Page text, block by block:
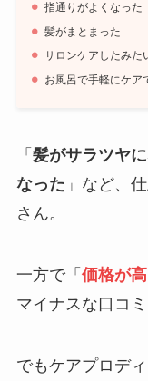
指通りがよくなった
髪がまとまった
サロンケアしたみた
お風呂で手軽にケア
「 髪がサラツヤ
なった 」など、
さん。
一方で「 価格が
マイナスな口コ
でもケアプロデ